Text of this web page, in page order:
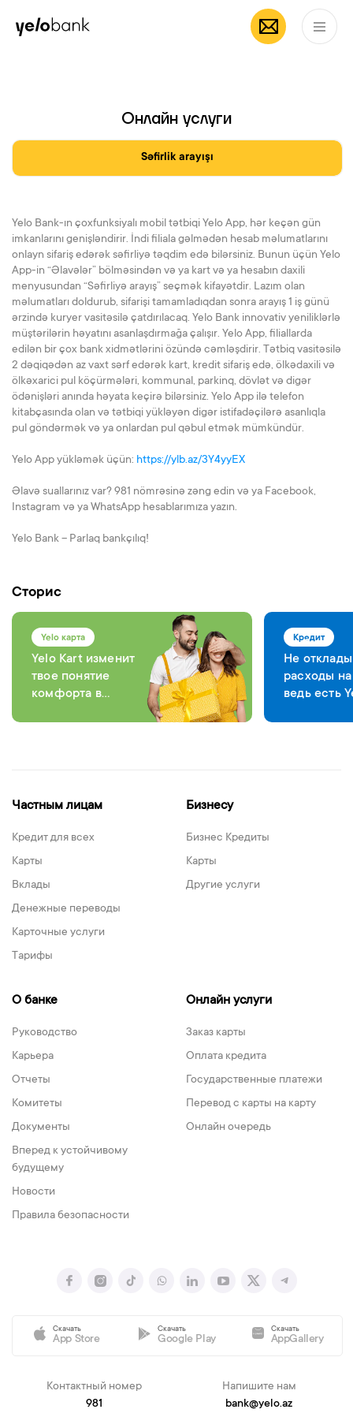
приложение Yelo
Частным лицам
Онлайн услуги
Səfirlik arayışı
Yelo Bank-ın çoxfunksiyalı mobil tətbiqi Yelo App, hər keçən gün
imkanlarını genişləndirir. İndi filiala gəlmədən hesab məlumatlarını
onlayn sifariş edərək səfirliyə təqdim edə bilərsiniz. Bunun üçün Yelo
App-in “Əlavələr” bölməsindən və ya kart və ya hesabın daxili
menyusundan “Səfirliyə arayış” seçmək kifayətdir. Lazım olan
məlumatları doldurub, sifarişi tamamladıqdan sonra arayış 1 iş günü
ərzində kuryer vasitəsilə çatdırılacaq. Yelo Bank innovativ yeniliklərlə
müştərilərin həyatını asanlaşdırmağa çalışır. Yelo App, filiallarda
edilən bir çox bank xidmətlərini özündə cəmləşdirir. Tətbiq vasitəsilə
2 dəqiqədən az vaxt sərf edərək kart, kredit sifariş edə, ölkədaxili və
ölkəxarici pul köçürmələri, kommunal, parkinq, dövlət və digər
ödənişləri anında həyata keçirə bilərsiniz. Yelo App ilə telefon
kitabçasında olan və tətbiqi yükləyən digər istifadəçilərə asanlıqla
pul göndərmək və ya onlardan pul qəbul etmək mümkündür.
Yelo App yükləmək üçün: https://ylb.az/3Y4yyEX
Əlavə suallarınız var? 981 nömrəsinə zəng edin və ya Facebook,
Instagram və ya WhatsApp hesablarımıza yazın.
Yelo Bank – Parlaq bankçılıq!
Сторис
Yelo карта
Yelo Kart изменит
твое понятие
комфорта в
Кредит
Не
расходы
ведь есть
Частным лицам
Кредит для всех
Карты
Вклады
Денежные переводы
Карточные услуги
Тарифы
Бизнесу
Бизнес Кредиты
Карты
Другие услуги
О банке
Руководство
Карьера
Отчеты
Комитеты
Документы
Вперед к устойчивому
будущему
Новости
Правила безопасности
Онлайн услуги
Заказ карты
Оплата кредита
Государственные платежи
Перевод с карты на карту
Онлайн очередь
Скачать
App Store
Скачать
Google Play
Скачать
AppGallery
Контактный номер
981
Напишите нам
bank@yelo.az